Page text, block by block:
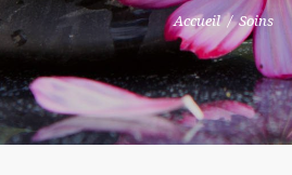
Accueil Soins